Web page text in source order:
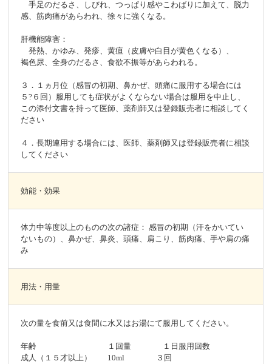
手足のだるさ、しびれ、つっぱり感やこわばりに加えて、脱力
感、筋肉痛があらわれ、徐々に強くなる。
肝機能障害：
発熱、かゆみ、発疹、黄疸（皮膚や白目が黄色くなる）、
褐色尿、全身のだるさ、食欲不振等があらわれる。
３．１ヵ月位（感冒の初期、鼻かぜ、頭痛に服用する場合には
５?６回）服用しても症状がよくならない場合は服用を中止し、
この添付文書を持って医師、薬剤師又は登録販売者に相談してく
ださい
４．長期連用する場合には、医師、薬剤師又は登録販売者に相談
してください
効能・効果
体力中等度以上のものの次の諸症： 感冒の初期（汗をかいてい
ないもの）、鼻かぜ、鼻炎、頭痛、肩こり、筋肉痛、手や肩の痛
み
用法・用量
次の量を食前又は食間に水又はお湯にて服用してください。
年齢 １回量 １日服用回数
成人（１５才以上） 10ml ３回